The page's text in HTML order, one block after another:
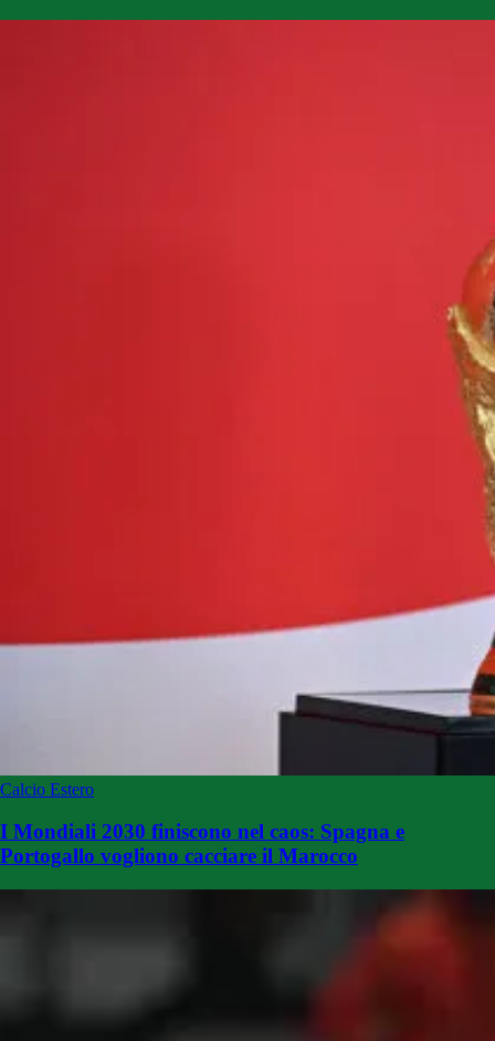
Calcio Estero
I Mondiali 2030 finiscono nel caos: Spagna e
Portogallo vogliono cacciare il Marocco